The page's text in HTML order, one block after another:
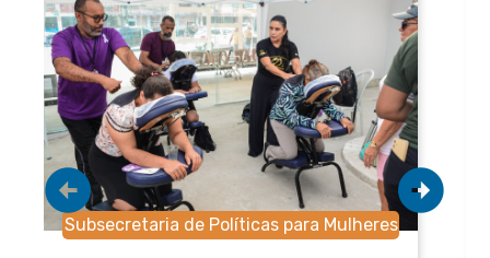
Subsecretaria de Políticas para Mulheres